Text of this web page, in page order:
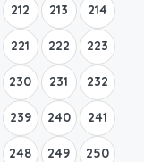
212 213 214
221 222 223
230 231 232
239 240 241
248 249 250